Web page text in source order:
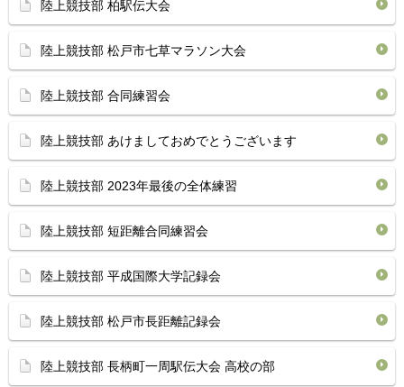
陸上競技部 柏駅伝大会
陸上競技部 松戸市七草マラソン大会
陸上競技部 合同練習会
陸上競技部 あけましておめでとうございます
陸上競技部 2023年最後の全体練習
陸上競技部 短距離合同練習会
陸上競技部 平成国際大学記録会
陸上競技部 松戸市長距離記録会
陸上競技部 長柄町一周駅伝大会 高校の部